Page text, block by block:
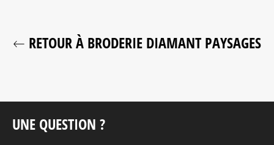
RETOUR À BRODERIE DIAMANT PAYSAGES
UNE QUESTION ?